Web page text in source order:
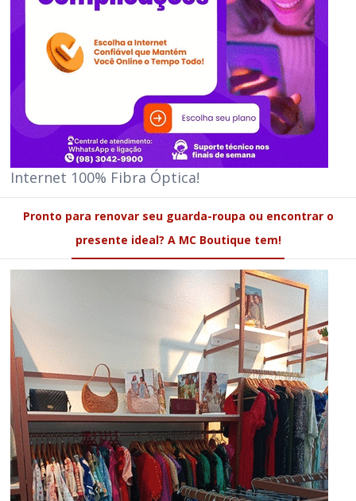
Internet 100% Fibra Óptica!
Pronto para renovar seu guarda-roupa ou encontrar o
presente ideal? A MC Boutique tem!